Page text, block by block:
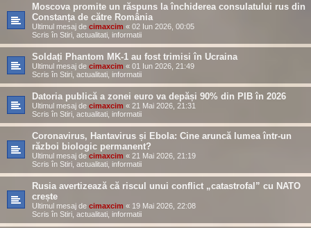
Moscova promite un răspuns la închiderea consulatului rus din
Constanța de către România
Ultimul mesaj de cimaxcim « 02 Iun 2026, 00:05
Scris în Stiri, actualitati, informatii
Soldați Phantom MK-1 au fost trimisi în Ucraina
Ultimul mesaj de cimaxcim « 01 Iun 2026, 21:49
Scris în Stiri, actualitati, informatii
Datoria publică a zonei euro va depăși 90% din PIB în 2026
Ultimul mesaj de cimaxcim « 21 Mai 2026, 21:31
Scris în Stiri, actualitati, informatii
Coronavirus, Hantavirus și Ebola: Cine aruncă lumea într-un
război biologic permanent?
Ultimul mesaj de cimaxcim « 21 Mai 2026, 21:19
Scris în Stiri, actualitati, informatii
Rusia avertizează că riscul unui conflict „catastrofal” cu NATO
crește
Ultimul mesaj de cimaxcim « 19 Mai 2026, 22:08
Scris în Stiri, actualitati, informatii